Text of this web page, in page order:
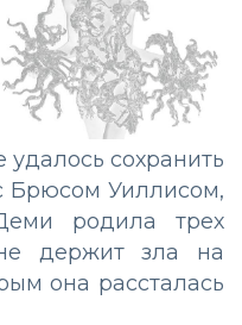
удалось сохранить
Брюсом Уиллисом,
родила трех
держит зла на
она рассталась